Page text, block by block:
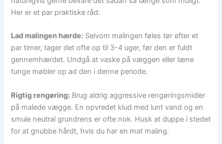
Her er et par praktiske råd:
Lad malingen hærde: Selvom malingen føles tør efter et
par timer, tager det ofte op til 3-4 uger, før den er fuldt
gennemhærdet. Undgå at vaske på væggen eller læne
tunge møbler op ad den i denne periode.
Rigtig rengøring: Brug aldrig aggressive rengøringsmidler
på malede vægge. En opvredet klud med lunt vand og en
smule neutral grundrens er ofte nok. Husk at duppe i stedet
for at gnubbe hårdt, hvis du har en mat maling.